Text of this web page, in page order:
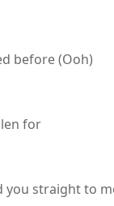
before (Ooh)
for
you straight to